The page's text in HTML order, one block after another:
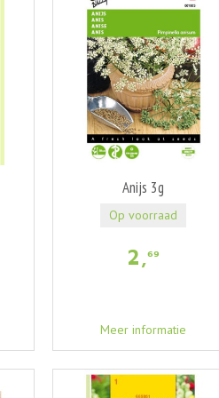
Anijs 3g
2,69
Meer informatie
Op voorraad